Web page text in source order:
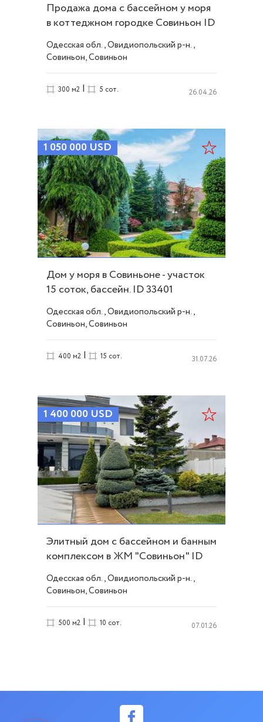
Продажа дома с бассейном у моря
в коттеджном городке Совиньон ID
53358
Одесская обл., Овидиопольский р-н.,
Совиньон, Совиньон
300 м2 | 5 сот. 26.04.26
1 050 000 USD
Дом у моря в Совиньоне - участок
15 соток, бассейн. ID 33401
Одесская обл., Овидиопольский р-н.,
Совиньон, Совиньон
400 м2 | 15 сот. 31.07.26
1 400 000 USD
Элитный дом с бассейном и банным
комплексом в ЖМ "Совиньон" ID
53881
Одесская обл., Овидиопольский р-н.,
Совиньон, Совиньон
500 м2 | 10 сот. 07.01.26